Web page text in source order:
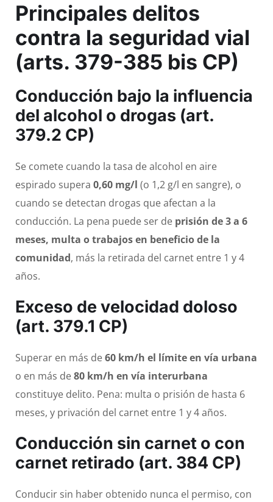
Principales delitos
contra la seguridad vial
(arts. 379-385 bis CP)
Conducción bajo la influencia
del alcohol o drogas (art.
379.2 CP)
Se comete cuando la tasa de alcohol en aire
espirado supera 0,60 mg/l (o 1,2 g/l en sangre), o
cuando se detectan drogas que afectan a la
conducción. La pena puede ser de prisión de 3 a 6
meses, multa o trabajos en beneficio de la
comunidad, más la retirada del carnet entre 1 y 4
años.
Exceso de velocidad doloso
(art. 379.1 CP)
Superar en más de60 km/h el límite en vía urbana
o en más de80 km/h en vía interurbana
constituye delito. Pena: multa o prisión de hasta 6
meses, y privación del carnet entre 1 y 4 años.
Conducción sin carnet o con
carnet retirado (art. 384 CP)
Conducir sin haber obtenido nunca el permiso, con